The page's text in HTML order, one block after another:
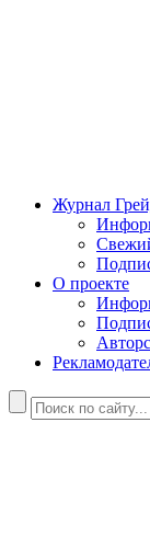
Журнал
О проекте